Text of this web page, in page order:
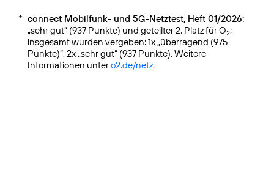
* connect Mobilfunk- und 5G-Netztest, Heft 01/2026:
„sehr gut“ (937 Punkte) und geteilter 2. Platz für O2;
insgesamt wurden vergeben: 1x „überragend (975
Punkte)“, 2x „sehr gut“ (937 Punkte). Weitere
Informationen untero2.de/netz.